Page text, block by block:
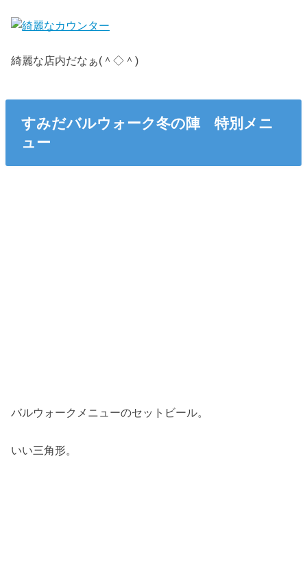
綺麗な店内だなぁ(＾◇＾)
すみだバルウォーク冬の陣 特別メニ
ュー
バルウォークメニューのセットビール。
いい三角形。